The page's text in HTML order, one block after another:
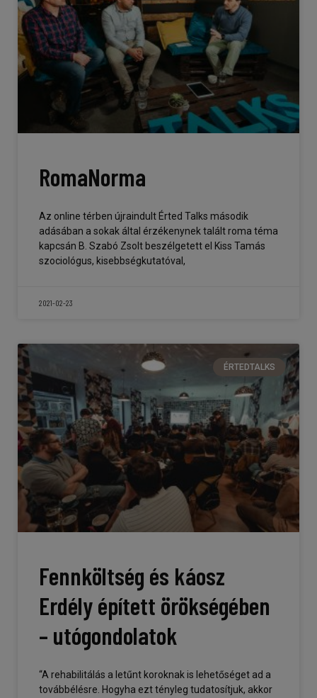
RomaNorma
Az online térben újraindult Érted Talks második
adásában a sokak által érzékenynek talált roma téma
kapcsán B. Szabó Zsolt beszélgetett el Kiss Tamás
szociológus, kisebbségkutatóval,
2021-02-23
ÉRTEDTALKS
Fennköltség és káosz
Erdély épített örökségében
– utógondolatok
“A rehabilitálás a letűnt koroknak is lehetőséget ad a
továbbélésre. Hogyha ezt tényleg tudatosítjuk, akkor